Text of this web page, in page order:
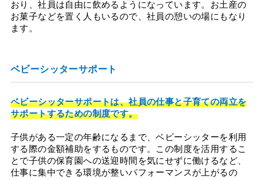
おり、社員は自由に飲めるようになっています。お土産の
お菓子などを置く人もいるので、社員の憩いの場にもなり
ます。
ベビーシッターサポート
ベビーシッターサポートは、社員の仕事と子育ての両立を
サポートするための制度です。
子供がある一定の年齢になるまで、ベビーシッターを利用
する際の金額補助をするものです。この制度を活用するこ
とで子供の保育園への送迎時間を気にせずに働けるなど、
仕事に集中できる環境が整いパフォーマンスが上がるの